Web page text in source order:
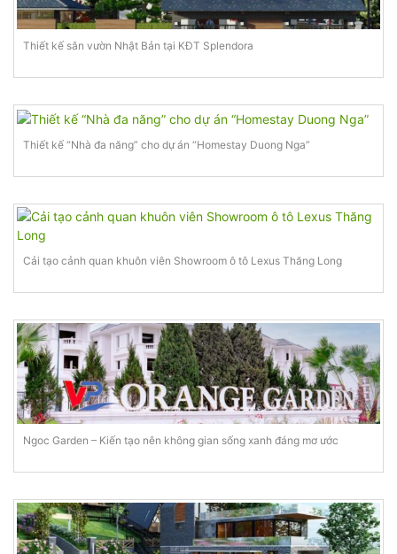
Thiết kế sân vườn Nhật Bản tại KĐT Splendora
Thiết kế “Nhà đa năng” cho dự án “Homestay Duong Nga”
Cải tạo cảnh quan khuôn viên Showroom ô tô Lexus Thăng Long
Ngoc Garden – Kiến tạo nên không gian sống xanh đáng mơ ước